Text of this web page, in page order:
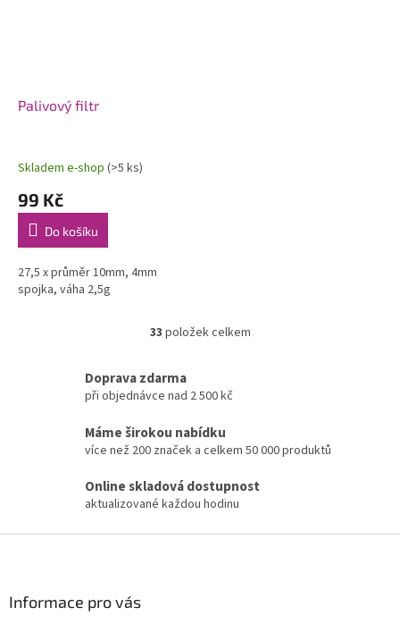
Palivový filtr
Skladem e-shop (>5 ks)
99 Kč
Do košíku
27,5 x průměr 10mm, 4mm
spojka, váha 2,5g
O
á
a
c
í
r
v
33 položek celkem
Doprava zdarma
při objednávce nad 2 500 kč
Máme širokou nabídku
více než 200 značek a celkem 50 000 produktů
Online skladová dostupnost
aktualizované každou hodinu
Informace pro vás